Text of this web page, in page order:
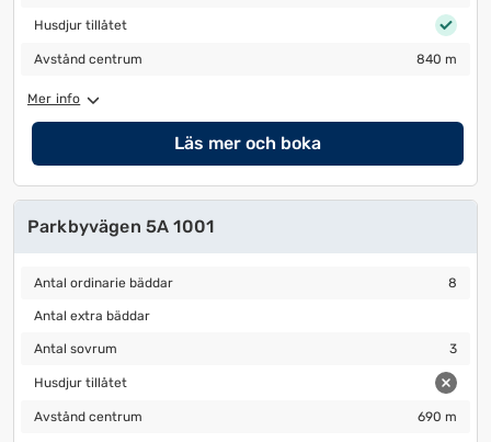
Husdjur tillåtet
Husdjur tillåtet
Avstånd centrum
Avstånd centrum 840 m
Mer info
Läs mer och boka
Parkbyvägen 5A 1001
Antal ordinarie bäddar
Antal ordinarie bäddar 8
Antal extra bäddar
Antal extra bäddar
Antal sovrum
Antal sovrum 3
Husdjur tillåtet
Husdjur tillåtet
Avstånd centrum
Avstånd centrum 690 m